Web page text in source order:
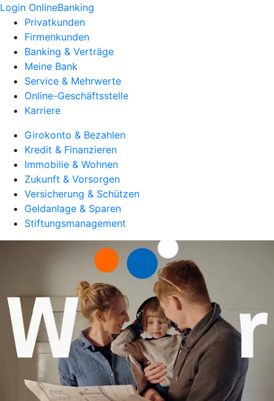
Login OnlineBanking
Privatkunden
Firmenkunden
Banking & Verträge
Meine Bank
Service & Mehrwerte
Online-Geschäftsstelle
Karriere
Girokonto & Bezahlen
Kredit & Finanzieren
Immobilie & Wohnen
Zukunft & Vorsorgen
Versicherung & Schützen
Geldanlage & Sparen
Stiftungsmanagement